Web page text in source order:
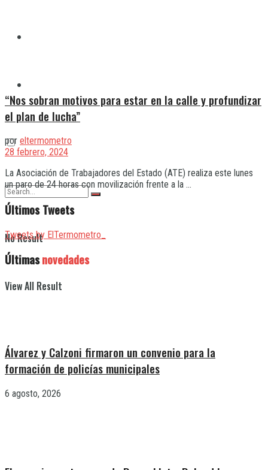
No Result
View All Result
“Nos sobran motivos para estar en la calle y profundizar
el plan de lucha”
por eltermometro
28 febrero, 2024
La Asociación de Trabajadores del Estado (ATE) realiza este lunes
un paro de 24 horas con movilización frente a la ...
Últimos Tweets
Tweets by ElTermometro_
Últimasnovedades
Álvarez y Calzoni firmaron un convenio para la
formación de policías municipales
6 agosto, 2026